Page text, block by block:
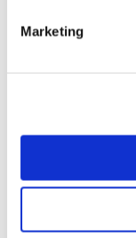
Marketing